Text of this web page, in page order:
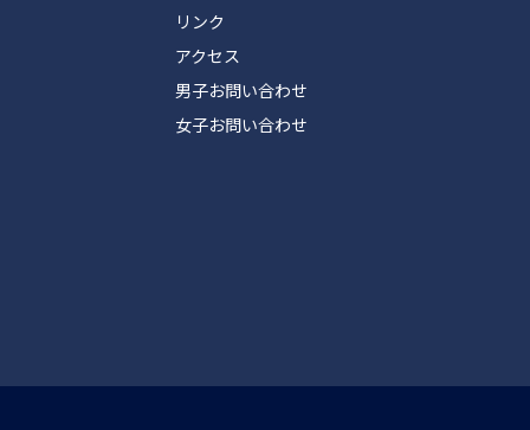
リンク
アクセス
男子お問い合わせ
女子お問い合わせ